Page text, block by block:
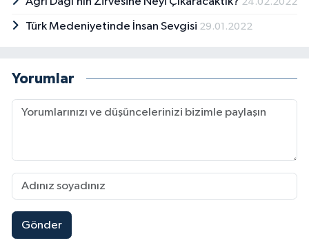
Türk Medeniyetinde İnsan Sevgisi 29.01.2022
Yorumlar
Gönder